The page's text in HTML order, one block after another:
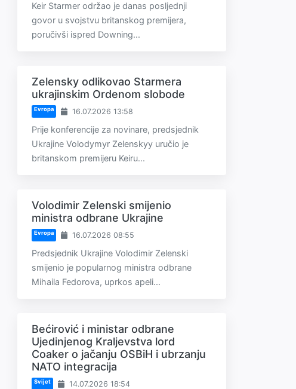
Keir Starmer održao je danas posljednji
govor u svojstvu britanskog premijera,
poručivši ispred Downing...
Zelensky odlikovao Starmera
ukrajinskim Ordenom slobode
Evropa 16.07.2026 13:58
Prije konferencije za novinare, predsjednik
Ukrajine Volodymyr Zelenskyy uručio je
britanskom premijeru Keiru...
Volodimir Zelenski smijenio
ministra odbrane Ukrajine
Evropa 16.07.2026 08:55
Predsjednik Ukrajine Volodimir Zelenski
smijenio je popularnog ministra odbrane
Mihaila Fedorova, uprkos apeli...
Bećirović i ministar odbrane
Ujedinjenog Kraljevstva lord
Coaker o jačanju OSBiH i ubrzanju
NATO integracija
Svijet 14.07.2026 18:54